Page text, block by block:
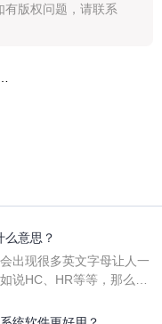
有版权问题，请联系
么意思？
出现很多英文字母让人一
说HC、HR等等，那么它